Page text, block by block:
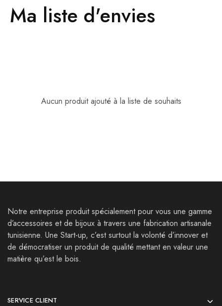
Ma liste d'envies
Aucun produit ajouté à la liste de souhaits
Notre entreprise produit spécialement pour vous une gamme
d’accessoires et de bijoux à travers une fabrication artisanale
tunisienne. Une Start-up, c’est surtout la volonté d’innover et
de démocratiser un produit de qualité mettant en valeur une
matière qu’est le bois.
SERVICE CLIENT